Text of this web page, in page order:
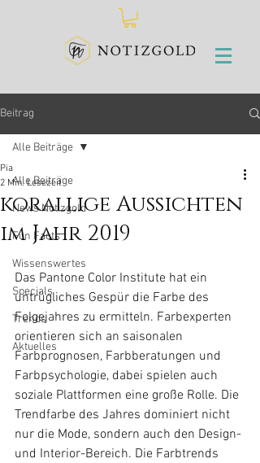
Beitrag
Alle Beiträge
News Notizgold
Fun Facts
Wissenswertes
Specials
Trends
Aktuelles
Alle Beiträge
korallige Aussichten
im Jahr 2019
Pia
2 Min. Lesezeit
Das Pantone Color Institute hat ein
untrügliches Gespür die Farbe des
Folgejahres zu ermitteln. Farbexperten
orientieren sich an saisonalen
Farbprognosen, Farbberatungen und
Farbpsychologie, dabei spielen auch
soziale Plattformen eine große Rolle. Die
Trendfarbe des Jahres dominiert nicht
nur die Mode, sondern auch den Design-
und Interior-Bereich. Die Farbtrends